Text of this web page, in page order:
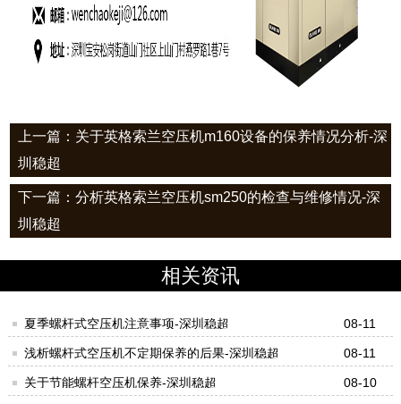
上一篇：关于英格索兰空压机m160设备的保养情况分析-深
圳稳超
下一篇：分析英格索兰空压机sm250的检查与维修情况-深
圳稳超
相关资讯
夏季螺杆式空压机注意事项-深圳稳超 08-11
浅析螺杆式空压机不定期保养的后果-深圳稳超 08-11
关于节能螺杆空压机保养-深圳稳超 08-10